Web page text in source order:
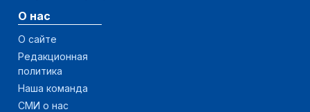
О нас
О сайте
Редакционная
политика
Наша команда
СМИ о нас